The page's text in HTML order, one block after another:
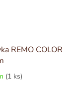
REMO COLOR
(1 ks)